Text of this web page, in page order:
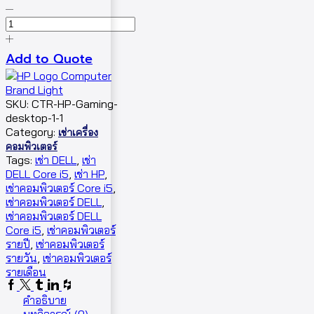
Add to Quote
SKU: CTR-HP-Gaming-
desktop-1-1
Category: เช่าเครื่อง
คอมพิวเตอร์
Tags: เช่า DELL
เช่า
DELL Core i5 เช่า HP
เช่าคอมพิวเตอร์ Core i5
เช่าคอมพิวเตอร์ DELL
เช่าคอมพิวเตอร์ DELL
Core i5 เช่าคอมพิวเตอร์
รายปี เช่าคอมพิวเตอร์
รายวัน เช่าคอมพิวเตอร์
รายเดือน
คำอธิบาย